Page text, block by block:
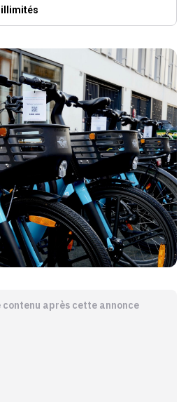
illimités
contenu après cette annonce